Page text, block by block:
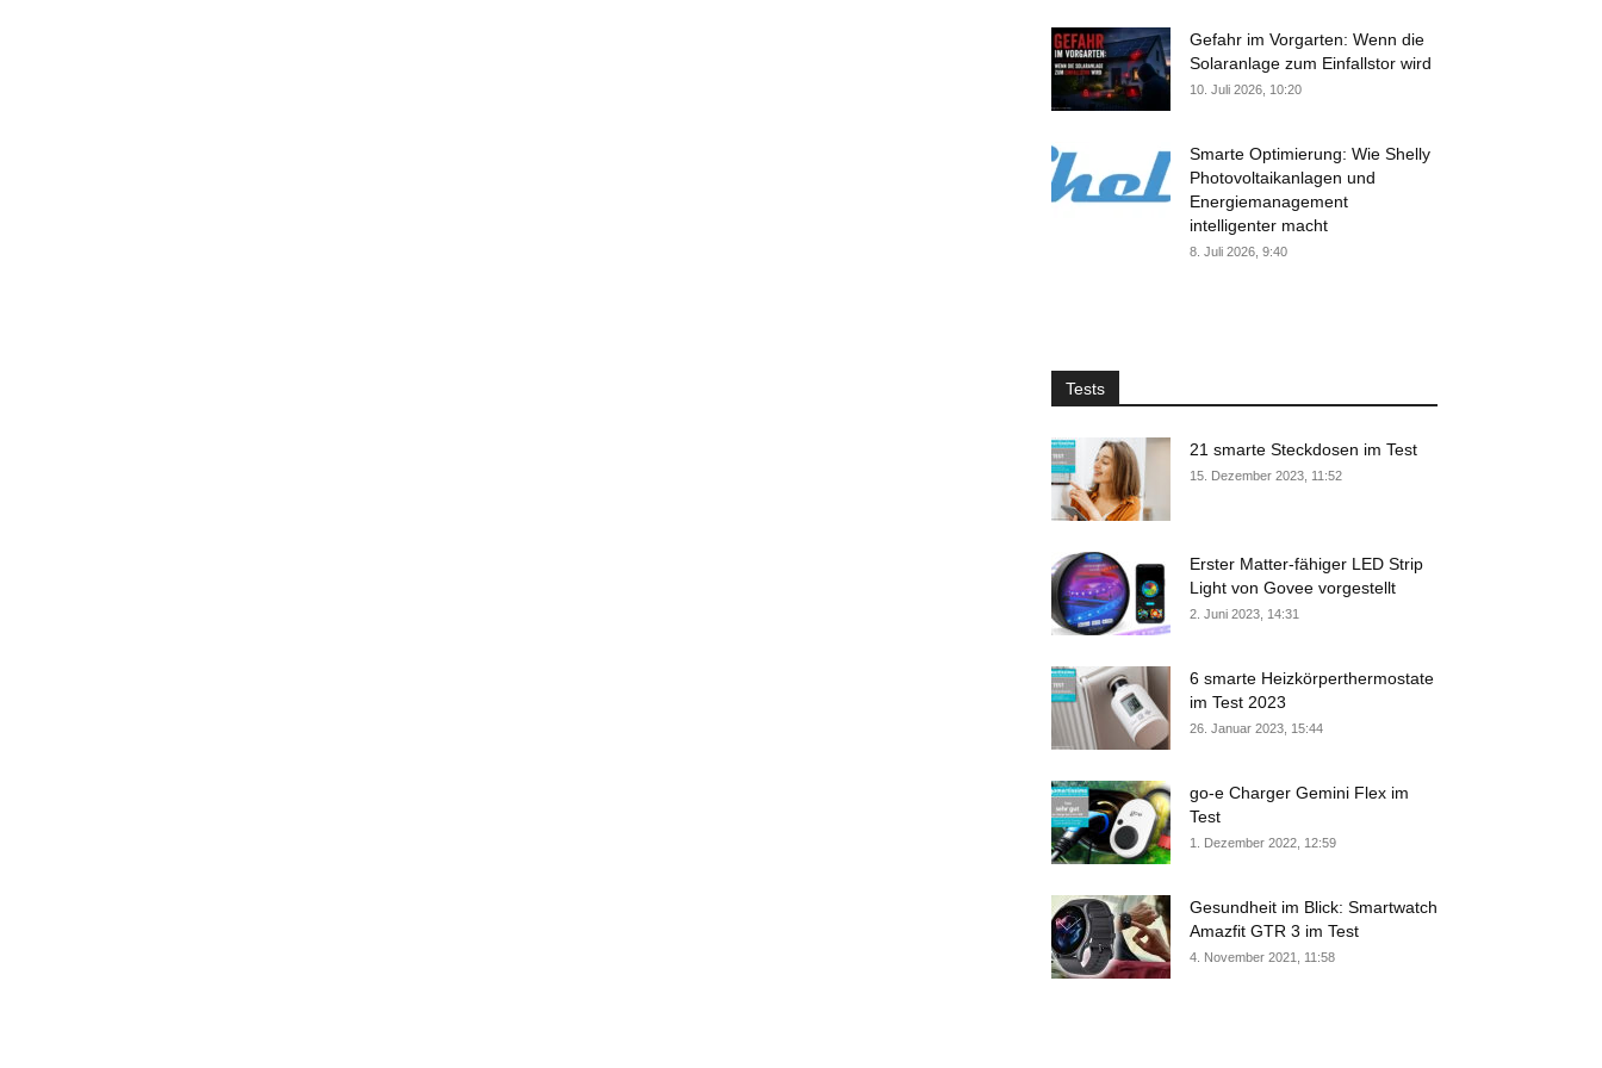
Gefahr im Vorgarten: Wenn die
Solaranlage zum Einfallstor wird
10. Juli 2026, 10:20
Smarte Optimierung: Wie Shelly
Photovoltaikanlagen und
Energiemanagement
intelligenter macht
8. Juli 2026, 9:40
Tests
21 smarte Steckdosen im Test
15. Dezember 2023, 11:52
Erster Matter-fähiger LED Strip
Light von Govee vorgestellt
2. Juni 2023, 14:31
6 smarte Heizkörperthermostate
im Test 2023
26. Januar 2023, 15:44
go-e Charger Gemini Flex im
Test
1. Dezember 2022, 12:59
Gesundheit im Blick: Smartwatch
Amazfit GTR 3 im Test
4. November 2021, 11:58